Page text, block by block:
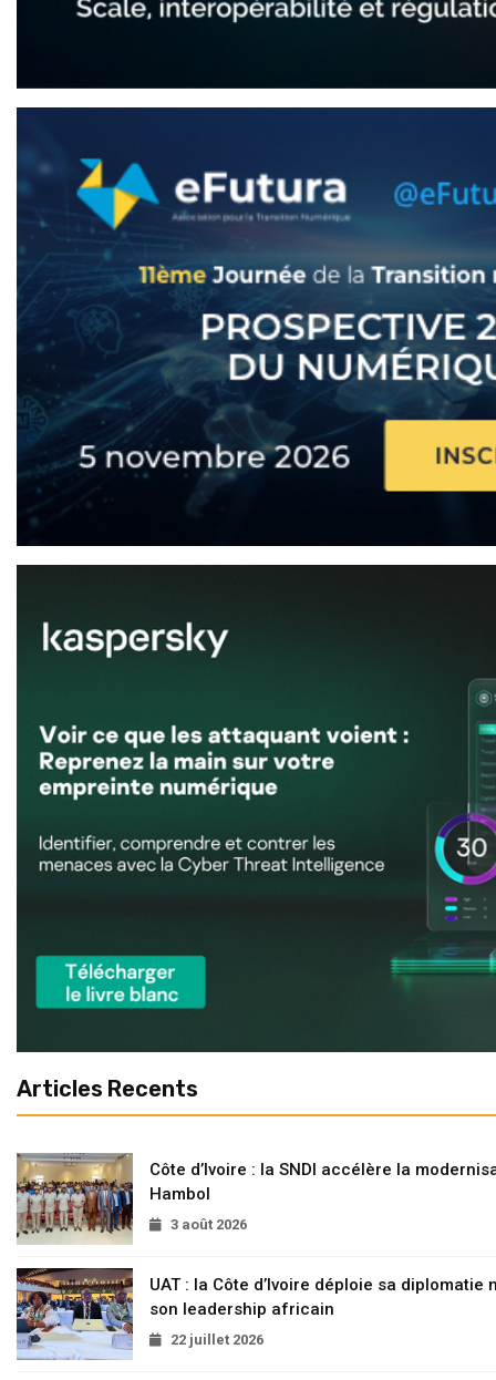
Articles Recents
Côte d’Ivoire : la SNDI accélère la
Hambol
3 août 2026
UAT : la Côte d’Ivoire déploie sa
son leadership africain
22 juillet 2026